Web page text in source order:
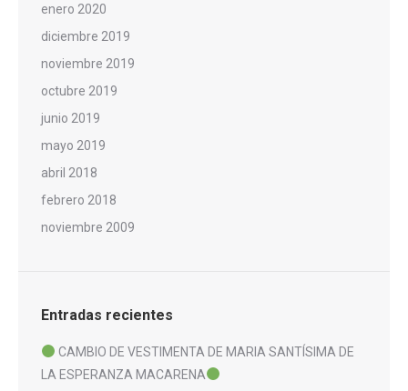
enero 2020
diciembre 2019
noviembre 2019
octubre 2019
junio 2019
mayo 2019
abril 2018
febrero 2018
noviembre 2009
Entradas recientes
CAMBIO DE VESTIMENTA DE MARIA SANTÍSIMA DE
LA ESPERANZA MACARENA